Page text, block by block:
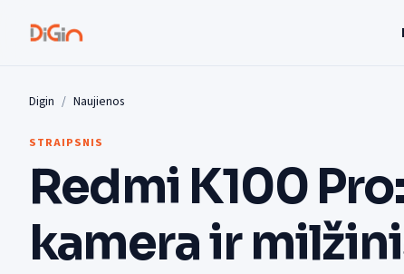
Digin Naujienos
STRAIPSNIS
Redmi K100
kamera ir